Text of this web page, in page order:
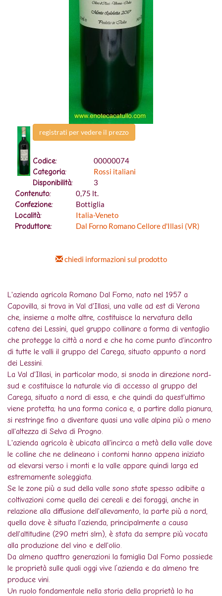
registrati per vedere il prezzo
Codice:
00000074
Categoria:
Rossi italiani
Disponibilità:
3
Contenuto:
0,75 lt.
Confezione:
Bottiglia
Località:
Italia-Veneto
Produttore:
Dal Forno Romano Cellore d'Illasi (VR)
chiedi informazioni sul prodotto
L'azienda agricola Romano Dal Forno, nato nel 1957 a
Capovilla, si trova in Val d'Illasi, una valle ad est di Verona
che, insieme a molte altre, costituisce la nervatura della
catena dei Lessini, quel gruppo collinare a forma di ventaglio
che protegge la città a nord e che ha come punto d'incontro
di tutte le valli il gruppo del Carega, situato appunto a nord
dei Lessini.
La Val d'Illasi, in particolar modo, si snoda in direzione nord-
sud e costituisce la naturale via di accesso al gruppo del
Carega, situato a nord di essa, e che quindi da quest'ultimo
viene protetta; ha una forma conica e, a partire dalla pianura,
si restringe fino a diventare quasi una valle alpina più o meno
all'altezza di Selva di Progno.
L'azienda agricola è ubicata all'incirca a metà della valle dove
le colline che ne delineano i contorni hanno appena iniziato
ad elevarsi verso i monti e la valle appare quindi larga ed
estremamente soleggiata.
Se le zone più a sud della valle sono state spesso adibite a
coltivazioni come quella dei cereali e dei foraggi, anche in
relazione alla diffusione dell'allevamento, la parte più a nord,
quella dove è situata l'azienda, principalmente a causa
dell'altitudine (290 metri slm), è stata da sempre più vocata
alla produzione del vino e dell'olio.
Da almeno quattro generazioni la famiglia Dal Forno possiede
le proprietà sulle quali oggi vive l’azienda e da almeno tre
produce vini.
Un ruolo fondamentale nella storia della proprietà lo ha